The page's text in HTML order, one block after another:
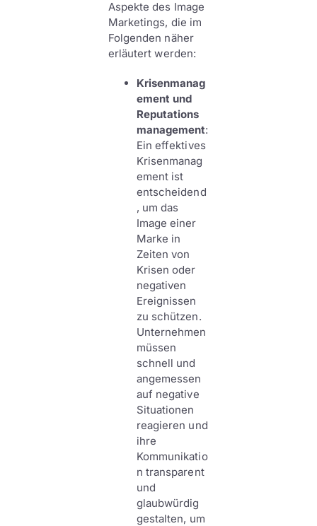
Aspekte des Image
Marketings, die im
Folgenden näher
erläutert werden:
Krisenmanag
ement und
Reputations
management:
Ein effektives
Krisenmanag
ement ist
entscheidend
, um das
Image einer
Marke in
Zeiten von
Krisen oder
negativen
Ereignissen
zu schützen.
Unternehmen
müssen
schnell und
angemessen
auf negative
Situationen
reagieren und
ihre
Kommunikatio
n transparent
und
glaubwürdig
gestalten, um